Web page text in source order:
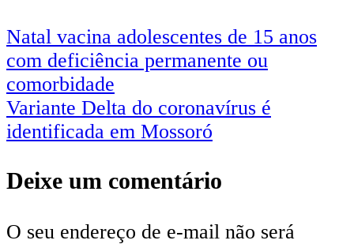
Natal vacina adolescentes de 15 anos
com deficiência permanente ou
comorbidade
Variante Delta do coronavírus é
identificada em Mossoró
Deixe um comentário
O seu endereço de e-mail não será